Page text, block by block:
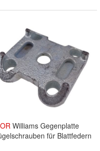
Williams Gegenplatte
für Blattfedern